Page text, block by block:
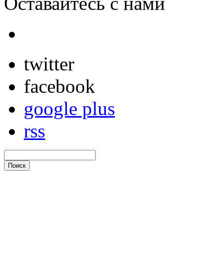
twitter
facebook
google plus
rss